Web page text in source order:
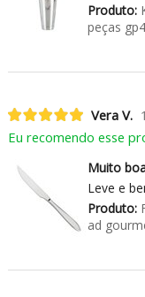
Produto:
peças
Vera V.
Eu recomendo esse
Muito
Leve e
Produto:
ad